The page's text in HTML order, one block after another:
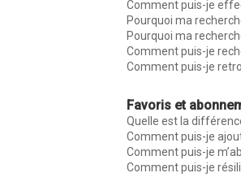
Comment puis-je
Pourquoi ma
Pourquoi ma
Comment puis-je
Comment puis-je
Favoris et
Quelle est la
Comment puis-je
Comment puis-je
Comment puis-je